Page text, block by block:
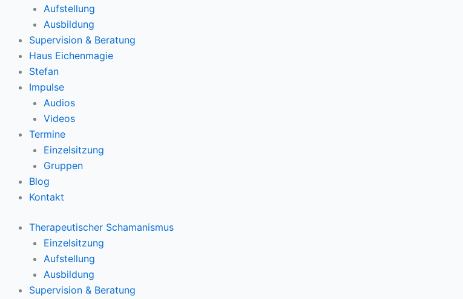
Aufstellung
Ausbildung
Supervision & Beratung
Haus Eichenmagie
Stefan
Impulse
Audios
Videos
Termine
Einzelsitzung
Gruppen
Blog
Kontakt
Therapeutischer Schamanismus
Einzelsitzung
Aufstellung
Ausbildung
Supervision & Beratung